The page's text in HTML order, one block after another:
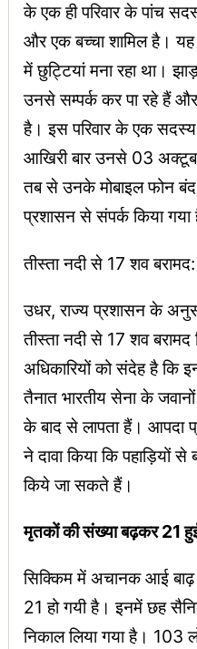
के एक ही परिवार के पांच
और एक बच्चा शामिल है।
में छुट्टियां मना रहा था।
उनसे सम्पर्क कर पा रहे हैं और
है। इस परिवार के एक
आखिरी बार उनसे 03
तब से उनके मोबाइल फोन
प्रशासन से संपर्क किया गया
तीस्ता नदी से 17 शव
उधर, राज्य प्रशासन के
तीस्ता नदी से 17 शव
अधिकारियों को संदेह है कि
तैनात भारतीय सेना के
के बाद से लापता हैं। आपदा
ने दावा किया कि
किये जा सकते हैं।
मृतकों की संख्या बढ़कर 21
सिक्किम में अचानक आई बाढ़
21 हो गयी है। इनमें छह
निकाल लिया गया है। 103